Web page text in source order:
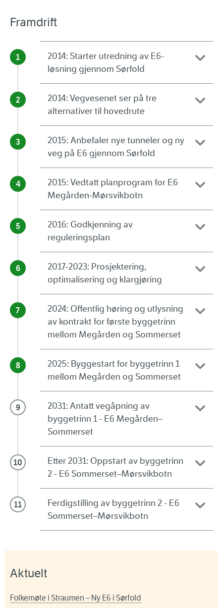
Framdrift
2014: Starter utredning av E6-
løsning gjennom Sørfold
2014: Vegvesenet ser på tre
alternativer til hovedrute
2015: Anbefaler nye tunneler og ny
veg på E6 gjennom Sørfold
2015: Vedtatt planprogram for E6
Megården-Mørsvikbotn
2016: Godkjenning av
reguleringsplan
2017-2023: Prosjektering,
optimalisering og klargjøring
2024: Offentlig høring og utlysning
av kontrakt for første byggetrinn
mellom Megården og Sommerset
2025: Byggestart for byggetrinn 1
mellom Megården og Sommerset
2031: Antatt vegåpning av
byggetrinn 1 - E6 Megården–
Sommerset
Etter 2031: Oppstart av byggetrinn
2 - E6 Sommerset–Mørsvikbotn
Ferdigstilling av byggetrinn 2 - E6
Sommerset–Mørsvikbotn
Aktuelt
Folkemøte i Straumen – Ny E6 i Sørfold